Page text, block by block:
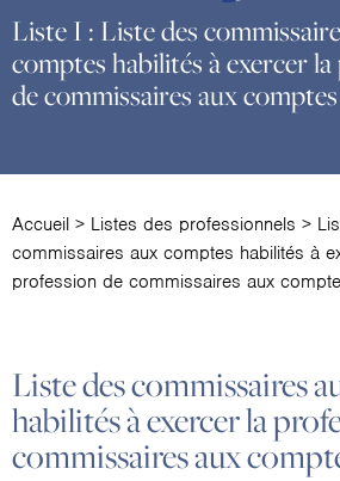
Liste I : Liste des
comptes habilités à exercer
de commissaires aux comptes
Accueil > Listes des professionnels >
commissaires aux comptes habilités à
profession de commissaires aux
Liste des commissaires
habilités à exercer la
commissaires aux